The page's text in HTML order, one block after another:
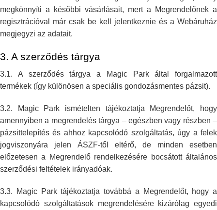
megkönnyíti a későbbi vásárlásait, mert a Megrendelőnek a
regisztrációval már csak be kell jelentkeznie és a Webáruház
megjegyzi az adatait.
3. A szerződés tárgya
3.1. A szerződés tárgya a Magic Park által forgalmazott
termékek (így különösen a speciális gondozásmentes pázsit).
3.2. Magic Park ismételten tájékoztatja Megrendelőt, hogy
amennyiben a megrendelés tárgya – egészben vagy részben –
pázsittelepítés és ahhoz kapcsolódó szolgáltatás, úgy a felek
jogviszonyára jelen ÁSZF-től eltérő, de minden esetben
előzetesen a Megrendelő rendelkezésére bocsátottáltalános
szerződési feltételek irányadóak.
3.3. Magic Park tájékoztatja továbbá a Megrendelőt, hogy a
kapcsolódó szolgáltatások megrendelésére kizárólag egyedi